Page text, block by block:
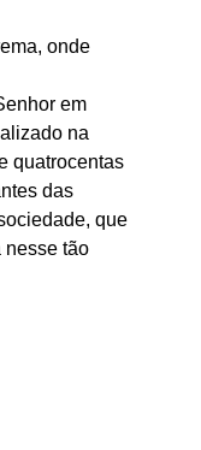
onde
em
na
quatrocentas
das
que
nesse tão